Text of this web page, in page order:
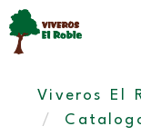
Viveros El